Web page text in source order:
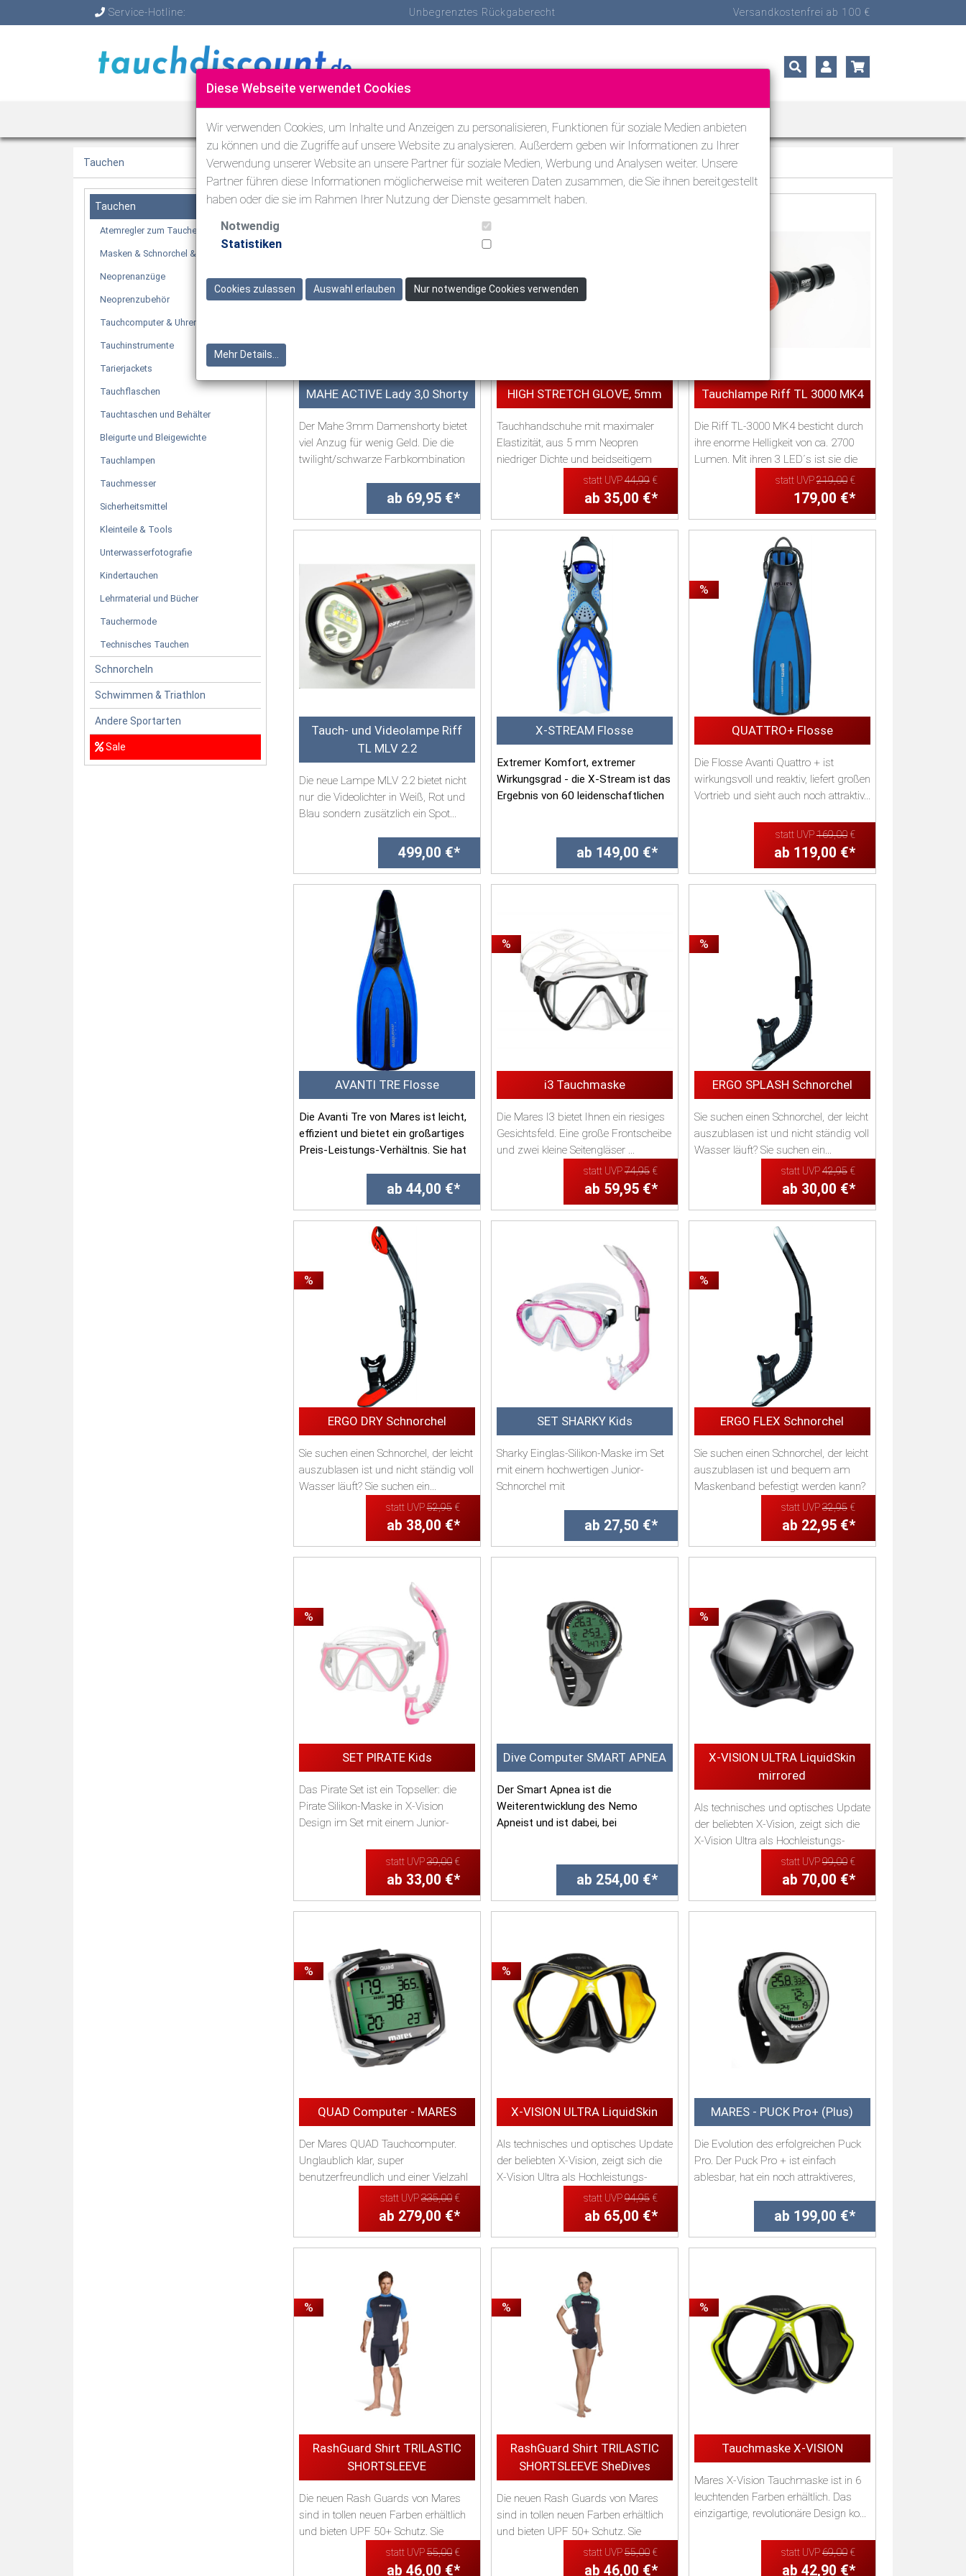
Service-Hotline: Unbegrenztes Rückgaberecht Versandkostenfrei ab 100 €
Tauchen
Tauchen
Atemregler zum Tauchen
Masken & Schnorchel & Flossen
Neoprenanzüge
Neoprenzubehör
Tauchcomputer & Uhren
Tauchinstrumente
Tarierjackets
Tauchflaschen
Tauchtaschen und Behälter
Bleigurte und Bleigewichte
Tauchlampen
Tauchmesser
Sicherheitsmittel
Kleinteile & Tools
Unterwasserfotografie
Kindertauchen
Lehrmaterial und Bücher
Tauchermode
Technisches Tauchen
Schnorcheln
Schwimmen & Triathlon
Andere Sportarten
Sale
MAHE ACTIVE Lady 3,0 Shorty
Der Mahe 3mm Damenshorty bietet
viel Anzug für wenig Geld. Die die
twilight/schwarze Farbkombination
ab 69,95 €*
HIGH STRETCH GLOVE, 5mm
Tauchhandschuhe mit maximaler
Elastizität, aus 5 mm Neopren
niedriger Dichte und beidseitigem
statt UVP44,99€
ab 35,00 €*
Tauchlampe Riff TL 3000 MK4
Die Riff TL-3000 MK4 besticht durch
ihre enorme Helligkeit von ca. 2700
Lumen. Mit ihren 3 LED´s ist sie die
statt UVP219,00€
179,00 €*
Tauch- und Videolampe Riff
TL MLV 2.2
Die neue Lampe MLV 2.2 bietet nicht
nur die Videolichter in Weiß, Rot und
Blau sondern zusätzlich ein Spot...
499,00 €*
X-STREAM Flosse
Extremer Komfort, extremer
Wirkungsgrad - die X-Stream ist das
Ergebnis von 60 leidenschaftlichen
ab 149,00 €*
%
QUATTRO+ Flosse
Die Flosse Avanti Quattro + ist
wirkungsvoll und reaktiv, liefert großen
Vortrieb und sieht auch noch attraktiv...
statt UVP169,00€
ab 119,00 €*
AVANTI TRE Flosse
Die Avanti Tre von Mares ist leicht,
effizient und bietet ein großartiges
Preis-Leistungs-Verhältnis. Sie hat
ab 44,00 €*
%
i3 Tauchmaske
Die Mares I3 bietet Ihnen ein riesiges
Gesichtsfeld. Eine große Frontscheibe
und zwei kleine Seitengläser ...
statt UVP74,95€
ab 59,95 €*
%
ERGO SPLASH Schnorchel
Sie suchen einen Schnorchel, der leicht
auszublasen ist und nicht ständig voll
Wasser läuft? Sie suchen ein...
statt UVP42,95€
ab 30,00 €*
%
ERGO DRY Schnorchel
Sie suchen einen Schnorchel, der leicht
auszublasen ist und nicht ständig voll
Wasser läuft? Sie suchen ein...
statt UVP52,95€
ab 38,00 €*
SET SHARKY Kids
Sharky Einglas-Silikon-Maske im Set
mit einem hochwertigen Junior-
Schnorchel mit
ab 27,50 €*
%
ERGO FLEX Schnorchel
Sie suchen einen Schnorchel, der leicht
auszublasen ist und bequem am
Maskenband befestigt werden kann?
statt UVP32,95€
ab 22,95 €*
%
SET PIRATE Kids
Das Pirate Set ist ein Topseller: die
Pirate Silikon-Maske in X-Vision
Design im Set mit einem Junior-
statt UVP39,00€
ab 33,00 €*
Dive Computer SMART APNEA
Der Smart Apnea ist die
Weiterentwicklung des Nemo
Apneist und ist dabei, bei
ab 254,00 €*
%
X-VISION ULTRA LiquidSkin
mirrored
Als technisches und optisches Update
der beliebten X-Vision, zeigt sich die
X-Vision Ultra als Hochleistungs-
statt UVP99,00€
ab 70,00 €*
%
QUAD Computer - MARES
Der Mares QUAD Tauchcomputer.
Unglaublich klar, super
benutzerfreundlich und einer Vielzahl
statt UVP335,00€
ab 279,00 €*
%
X-VISION ULTRA LiquidSkin
Als technisches und optisches Update
der beliebten X-Vision, zeigt sich die
X-Vision Ultra als Hochleistungs-
statt UVP94,95€
ab 65,00 €*
MARES - PUCK Pro+ (Plus)
Die Evolution des erfolgreichen Puck
Pro. Der Puck Pro + ist einfach
ablesbar, hat ein noch attraktiveres,
ab 199,00 €*
%
RashGuard Shirt TRILASTIC
SHORTSLEEVE
Die neuen Rash Guards von Mares
sind in tollen neuen Farben erhältlich
und bieten UPF 50+ Schutz. Sie
statt UVP55,00€
ab 46,00 €*
%
RashGuard Shirt TRILASTIC
SHORTSLEEVE SheDives
Die neuen Rash Guards von Mares
sind in tollen neuen Farben erhältlich
und bieten UPF 50+ Schutz. Sie
statt UVP55,00€
ab 46,00 €*
%
Tauchmaske X-VISION
Mares X-Vision Tauchmaske ist in 6
leuchtenden Farben erhältlich. Das
einzigartige, revolutionäre Design ko...
statt UVP69,00€
ab 42,90 €*
Diese Webseite verwendet Cookies
Wir verwenden Cookies, um Inhalte und Anzeigen zu personalisieren, Funktionen für soziale Medien anbieten
zu können und die Zugriffe auf unsere Website zu analysieren. Außerdem geben wir Informationen zu Ihrer
Verwendung unserer Website an unsere Partner für soziale Medien, Werbung und Analysen weiter. Unsere
Partner führen diese Informationen möglicherweise mit weiteren Daten zusammen, die Sie ihnen bereitgestellt
haben oder die sie im Rahmen Ihrer Nutzung der Dienste gesammelt haben.
Notwendig
Statistiken
Cookies zulassen Auswahl erlauben Nur notwendige Cookies verwenden
Mehr Details...